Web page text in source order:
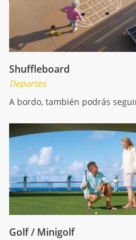
Shuffleboard
Deportes
A bordo, también podrás
Golf / Minigolf